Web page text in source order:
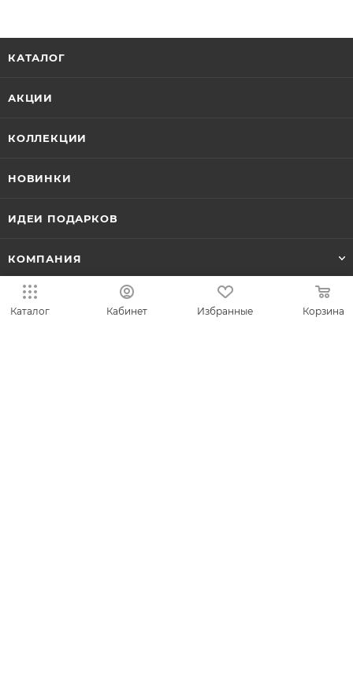
КАТАЛОГ
АКЦИИ
КОЛЛЕКЦИИ
НОВИНКИ
ИДЕИ ПОДАРКОВ
КОМПАНИЯ
СЕРВИС
Каталог Кабинет Избранные Корзина